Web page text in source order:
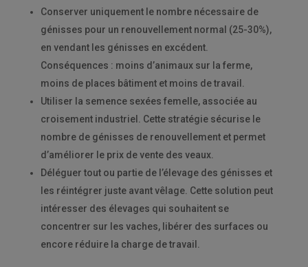
Conserver uniquement le nombre nécessaire de
génisses pour un renouvellement normal (25-30%),
en vendant les génisses en excédent.
Conséquences : moins d’animaux sur la ferme,
moins de places bâtiment et moins de travail.
Utiliser la semence sexées femelle, associée au
croisement industriel. Cette stratégie sécurise le
nombre de génisses de renouvellement et permet
d’améliorer le prix de vente des veaux.
Déléguer tout ou partie de l’élevage des génisses et
les réintégrer juste avant vêlage. Cette solution peut
intéresser des élevages qui souhaitent se
concentrer sur les vaches, libérer des surfaces ou
encore réduire la charge de travail.